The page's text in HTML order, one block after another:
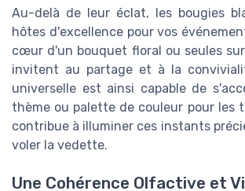
Au-delà de leur éclat, les bougies
hôtes d'excellence pour vos
cœur d'un bouquet floral ou seules
invitent au partage et à la
universelle est ainsi capable de
thème ou palette de couleur pour les
contribue à illuminer ces instants
voler la vedette.
Une Cohérence Olfactive et